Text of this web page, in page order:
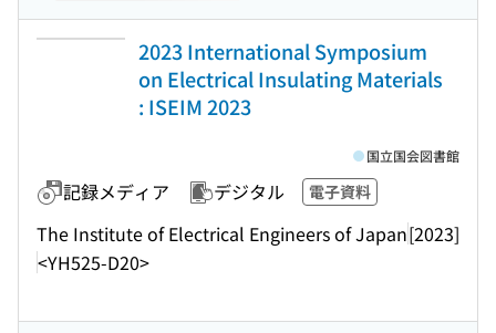
2023 International Symposium
on Electrical Insulating Materials
: ISEIM 2023
記録メディア デジタル 電子資料
The Institute of Electrical Engineers of Japan[2023]
<YH525-D20>
国立国会図書館